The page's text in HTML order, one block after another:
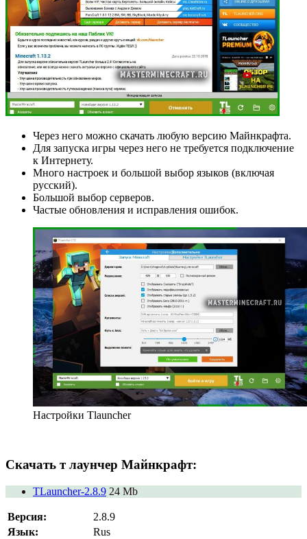
Через него можно скачать любую версию Майнкрафта.
Для запуска игры через него не требуется подключение
к Интернету.
Много настроек и большой выбор языков (включая
русский).
Большой выбор серверов.
Частые обновления и исправления ошибок.
Настройки Tlauncher
Скачать т лаунчер Майнкрафт:
TLauncher-2.8.9 24 Mb
Версия:
2.8.9
Язык:
Rus